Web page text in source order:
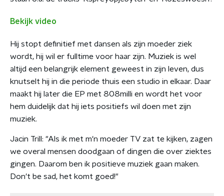
Bekijk video
Hij stopt definitief met dansen als zijn moeder ziek
wordt, hij wil er fulltime voor haar zijn. Muziek is wel
altijd een belangrijk element geweest in zijn leven, dus
knutselt hij in die periode thuis een studio in elkaar. Daar
maakt hij later die EP met 808milli en wordt het voor
hem duidelijk dat hij iets positiefs wil doen met zijn
muziek.
Jacin Trill: "Als ik met m'n moeder TV zat te kijken, zagen
we overal mensen doodgaan of dingen die over ziektes
gingen. Daarom ben ik positieve muziek gaan maken.
Don't be sad, het komt goed!"